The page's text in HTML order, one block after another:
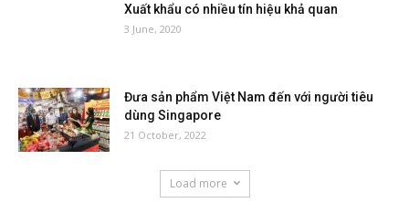
Xuất khẩu có nhiều tín hiệu khả quan
3 June, 2020
Đưa sản phẩm Việt Nam đến với người tiêu
dùng Singapore
21 October, 2022
Load more